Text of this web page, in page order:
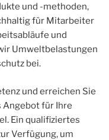
und -methoden,
für Mitarbeiter
und
Umweltbelastungen
bei.
und erreichen Sie
Angebot für Ihre
Ein qualifiziertes
Verfügung, um